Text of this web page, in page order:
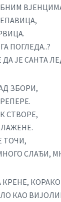
ПОГЛЕДА..?
ЈЕ САНТА
ЗБОРИ,
СТВОРЕ,
ТОЧИ,
СЛАЂИ,
КАО